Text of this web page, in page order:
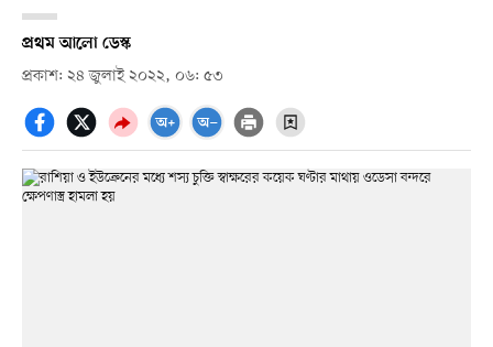
প্রথম আলো ডেস্ক
প্রকাশ: ২৪ জুলাই ২০২২, ০৬: ৫৩